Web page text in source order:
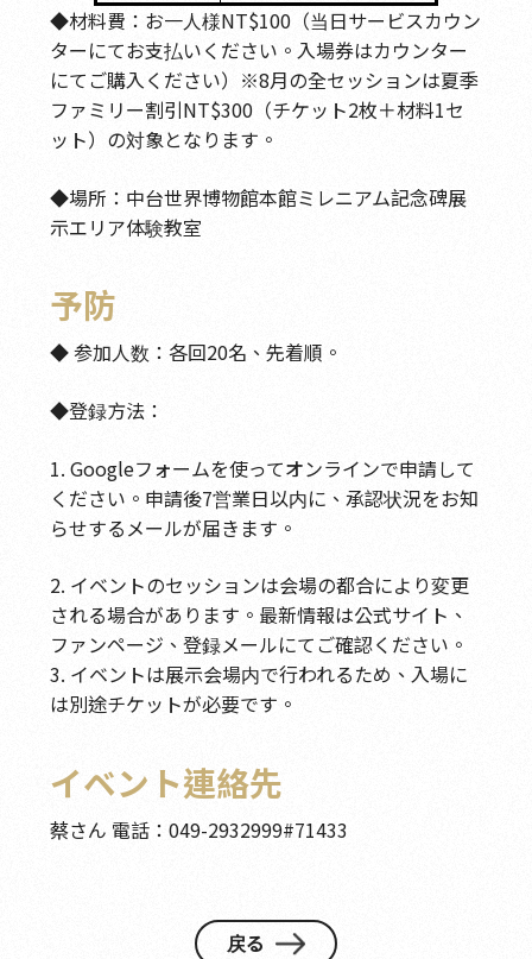
◆材料費：お一人様NT$100（当日サービスカウン
ターにてお支払いください。入場券はカウンター
にてご購入ください）※8月の全セッションは夏季
ファミリー割引NT$300（チケット2枚＋材料1セ
ット）の対象となります。
◆場所：中台世界博物館本館ミレニアム記念碑展
示エリア体験教室
予防
◆ 参加人数：各回20名、先着順。
◆登録方法：
1. Googleフォームを使ってオンラインで申請して
ください。申請後7営業日以内に、承認状況をお知
らせするメールが届きます。
2. イベントのセッションは会場の都合により変更
される場合があります。最新情報は公式サイト、
ファンページ、登録メールにてご確認ください。
3. イベントは展示会場内で行われるため、入場に
は別途チケットが必要です。
イベント連絡先
蔡さん 電話：049-2932999#71433
戻る